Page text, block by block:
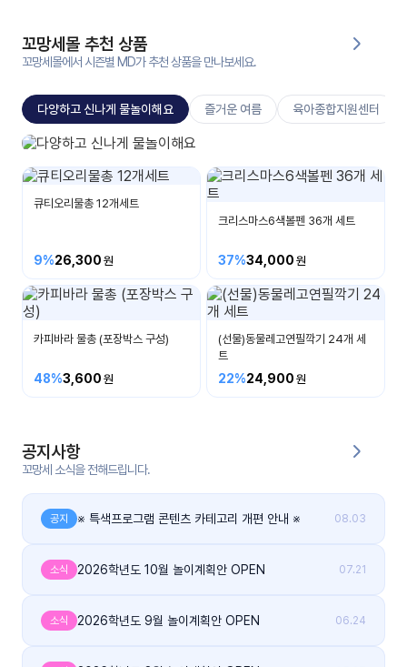
생
교
원
온라
인 강
의
강의
무료
강의
및
세미
나
수강
후기
자료
실
커
뮤
티
사항
우리
들의
후기
게시
꼬망세몰 추천 상품
꼬망세몰에서 시즌별 MD가 추천 상품을 만나보세요.
다양하고 신나게 물놀이해요 즐거운 여름 육아종합지원센터
지나상사
비눗방울/물총/말랑이/우산외
큐티오리물총 12개세트
9%26,300
크리스마스6색볼펜 36개 세트
37%34,000
카피바라 물총 (포장박스 구성)
48%3,600
(선물)동물레고연필깍기 24개 세
트
22%24,900
공지사항
꼬망세 소식을 전해드립니다.
공지 ※ 특색프로그램 콘텐츠 카테고리 개편 안내 ※ 08.03
소식 2026학년도 10월 놀이계획안 OPEN 07.21
소식 2026학년도 9월 놀이계획안 OPEN 06.24